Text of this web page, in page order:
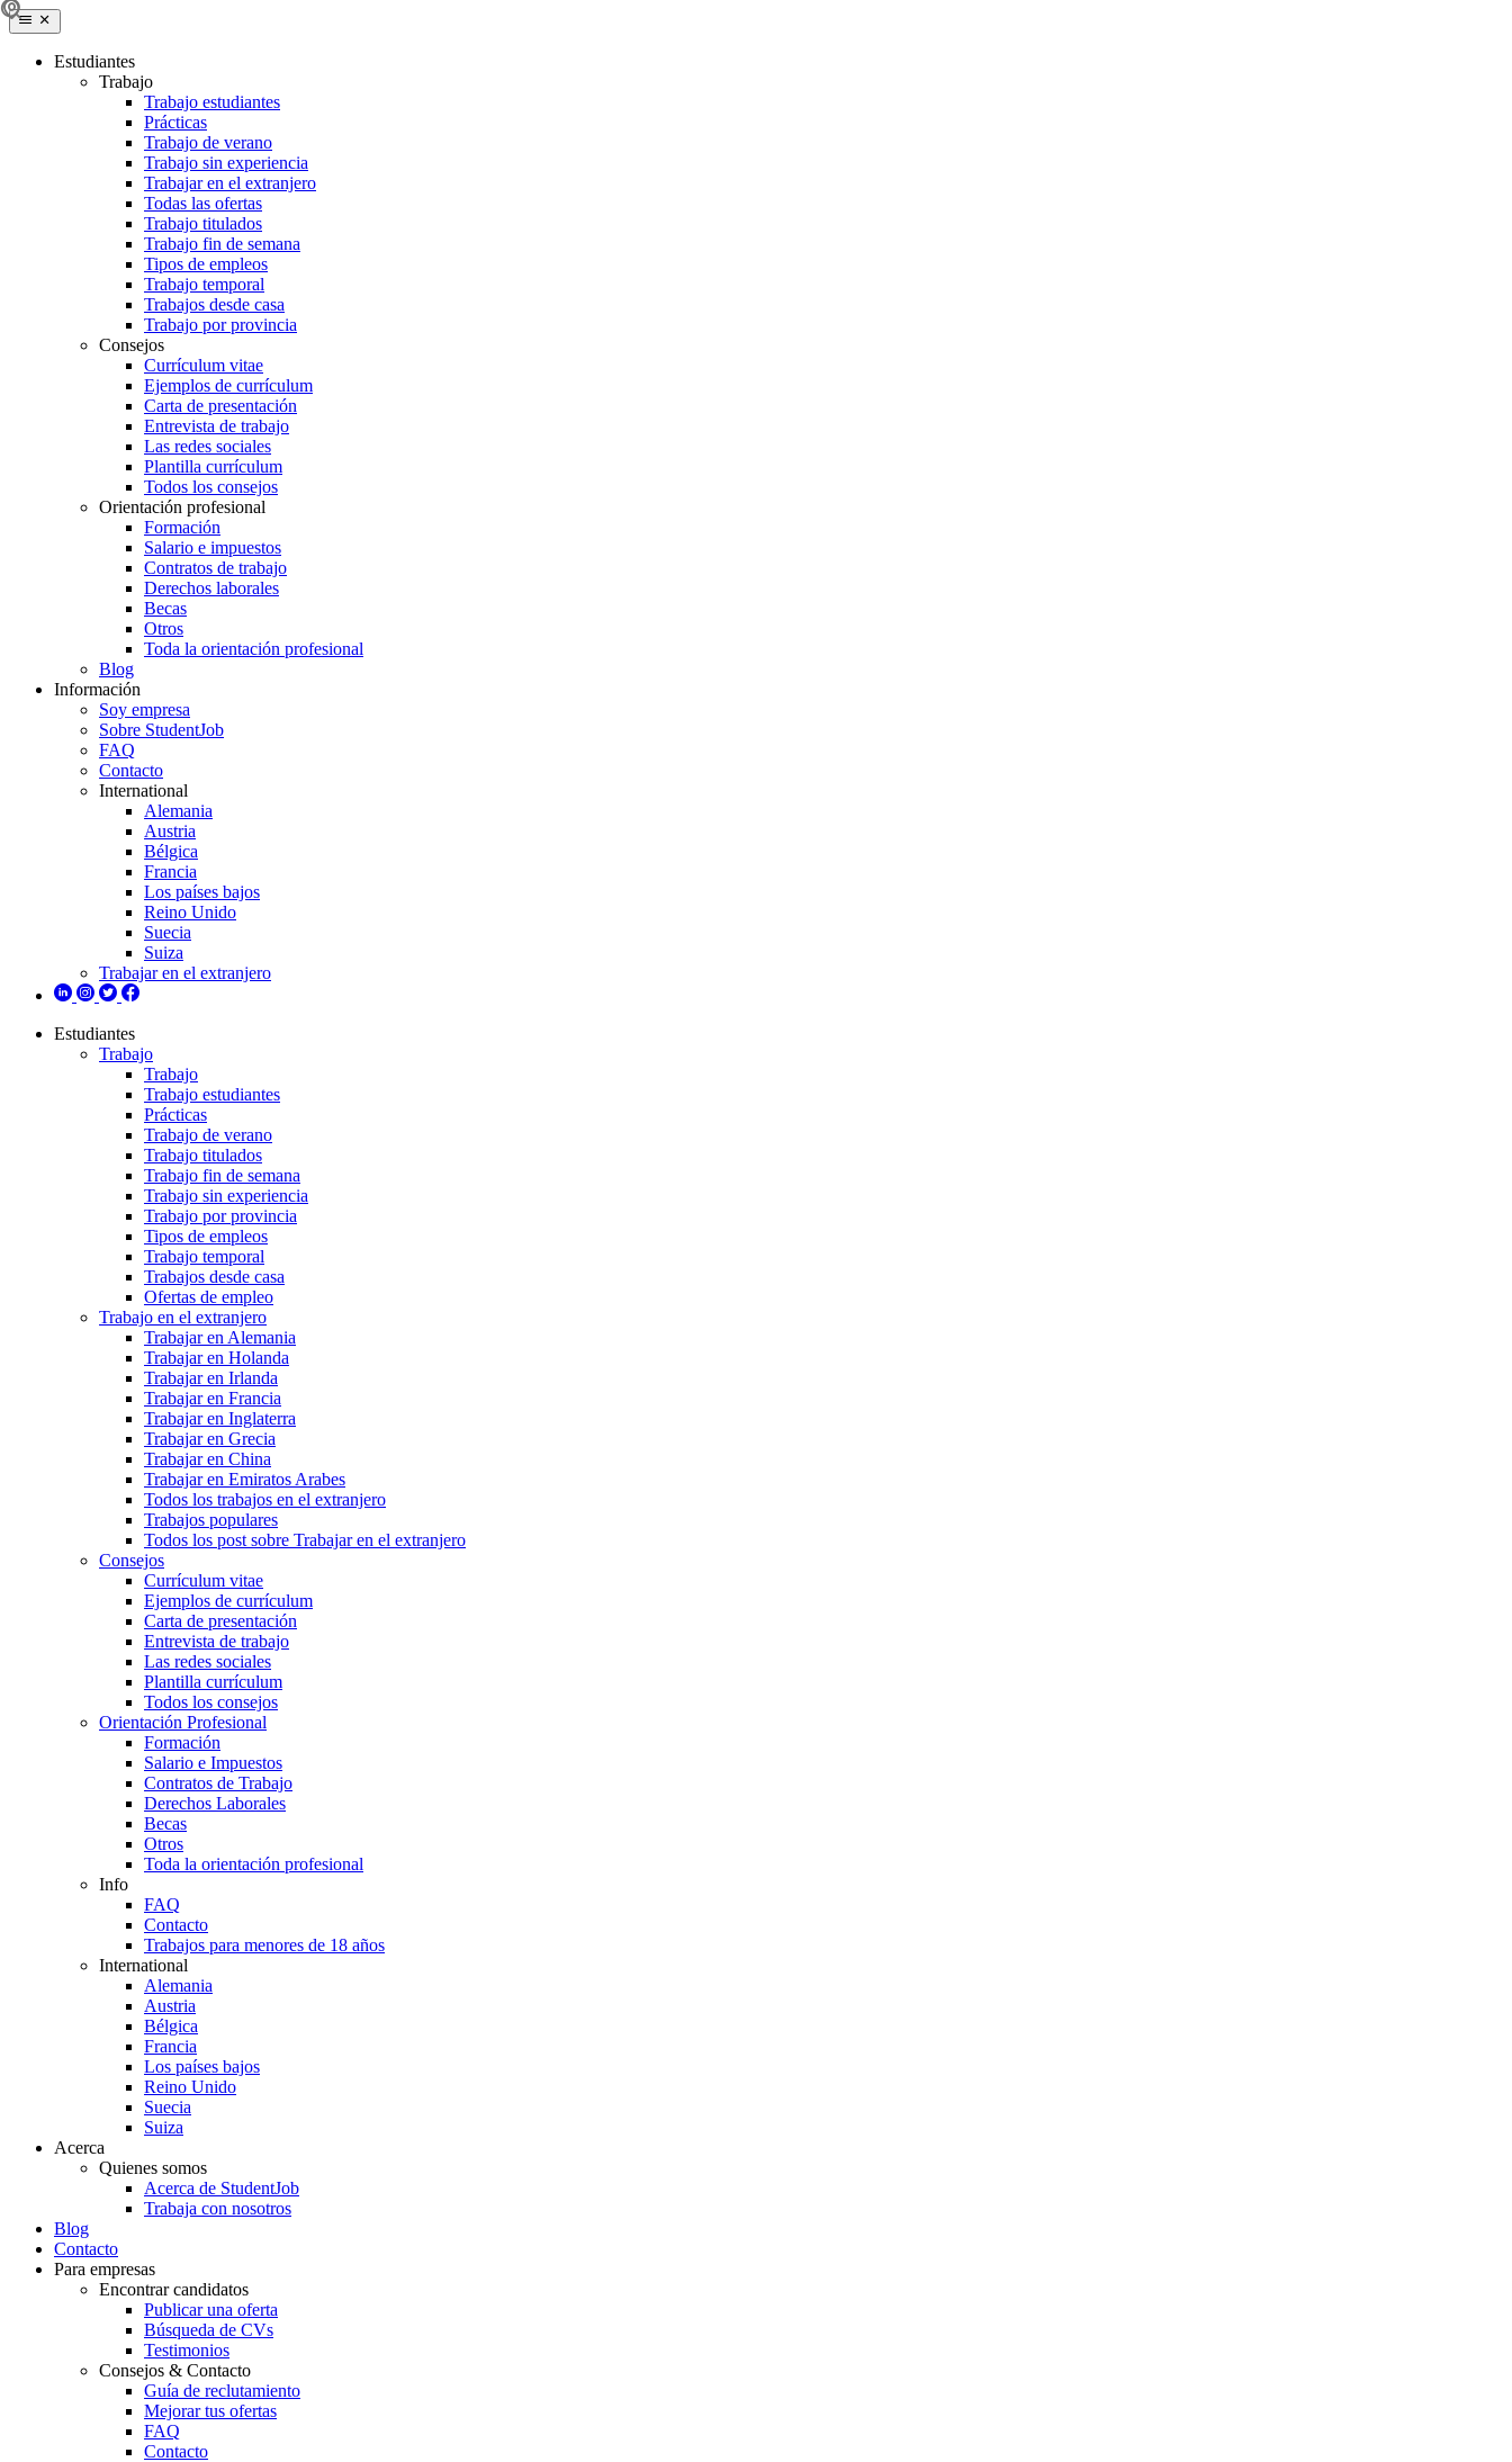
Estudiantes
Trabajo
Trabajo estudiantes
Prácticas
Trabajo de verano
Trabajo sin experiencia
Trabajar en el extranjero
Todas las ofertas
Trabajo titulados
Trabajo fin de semana
Tipos de empleos
Trabajo temporal
Trabajos desde casa
Trabajo por provincia
Consejos
Currículum vitae
Ejemplos de currículum
Carta de presentación
Entrevista de trabajo
Las redes sociales
Plantilla currículum
Todos los consejos
Orientación profesional
Formación
Salario e impuestos
Contratos de trabajo
Derechos laborales
Becas
Otros
Toda la orientación profesional
Blog
Información
Soy empresa
Sobre StudentJob
FAQ
Contacto
International
Alemania
Austria
Bélgica
Francia
Los países bajos
Reino Unido
Suecia
Suiza
Trabajar en el extranjero
Estudiantes
Trabajo
Trabajo
Trabajo estudiantes
Prácticas
Trabajo de verano
Trabajo titulados
Trabajo fin de semana
Trabajo sin experiencia
Trabajo por provincia
Tipos de empleos
Trabajo temporal
Trabajos desde casa
Ofertas de empleo
Trabajo en el extranjero
Trabajar en Alemania
Trabajar en Holanda
Trabajar en Irlanda
Trabajar en Francia
Trabajar en Inglaterra
Trabajar en Grecia
Trabajar en China
Trabajar en Emiratos Arabes
Todos los trabajos en el extranjero
Trabajos populares
Todos los post sobre Trabajar en el extranjero
Consejos
Currículum vitae
Ejemplos de currículum
Carta de presentación
Entrevista de trabajo
Las redes sociales
Plantilla currículum
Todos los consejos
Orientación Profesional
Formación
Salario e Impuestos
Contratos de Trabajo
Derechos Laborales
Becas
Otros
Toda la orientación profesional
Info
FAQ
Contacto
Trabajos para menores de 18 años
International
Alemania
Austria
Bélgica
Francia
Los países bajos
Reino Unido
Suecia
Suiza
Acerca
Quienes somos
Acerca de StudentJob
Trabaja con nosotros
Blog
Contacto
Para empresas
Encontrar candidatos
Publicar una oferta
Búsqueda de CVs
Testimonios
Consejos & Contacto
Guía de reclutamiento
Mejorar tus ofertas
FAQ
Contacto